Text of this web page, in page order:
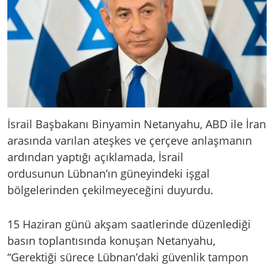
İsrail Başbakanı Binyamin Netanyahu, ABD ile İran
arasında varılan ateşkes ve çerçeve anlaşmanın
ardından yaptığı açıklamada, İsrail
ordusunun Lübnan’ın güneyindeki işgal
bölgelerinden çekilmeyeceğini duyurdu.
15 Haziran günü akşam saatlerinde düzenlediği
basın toplantısında konuşan Netanyahu,
“Gerektiği sürece Lübnan’daki güvenlik tampon